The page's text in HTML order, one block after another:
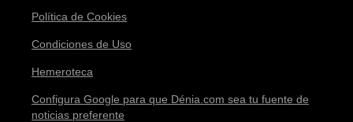
Política de Cookies
Condiciones de Uso
Hemeroteca
Configura Google para que Dénia.com sea tu fuente de
noticias preferente